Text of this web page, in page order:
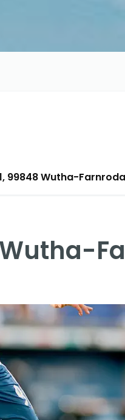
99848 Wutha-Farnroda
Wutha-